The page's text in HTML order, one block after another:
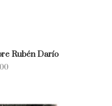
Rubén Darío